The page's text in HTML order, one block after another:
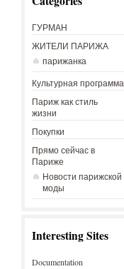
ГУРМАН
ЖИТЕЛИ ПАРИЖА
парижанка
Культурная программа
Париж как стиль
жизни
Покупки
Прямо сейчас в
Париже
Новости парижской
моды
Interesting Sites
Documentation